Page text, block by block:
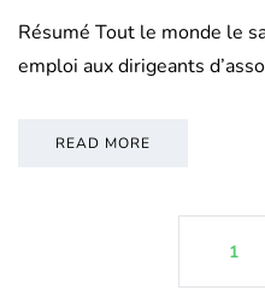
Résumé Tout le monde le
emploi aux dirigeants
READ MORE
1